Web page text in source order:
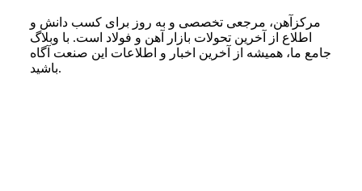
مرکزآهن، مرجعی تخصصی و به روز برای کسب دانش و
اطلاع از آخرین تحولات بازار آهن و فولاد است. با وبلاگ
جامع ما، همیشه از آخرین اخبار و اطلاعات این صنعت آگاه
باشید.